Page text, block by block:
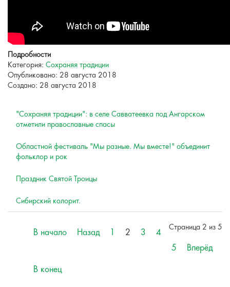
Подробности
Категория: Сохраняя традиции
Опубликовано: 28 августа 2018
Создано: 28 августа 2018
"Сохраняя традиции": в селе Савватеевка под Ангарском
отметили православные спасы
Областной фестиваль "Мы разные. Мы вместе!" объединит
фольклор и рок
Праздник Святой Троицы
Сибирский колорит.
Страница 2 из 5
В начало Назад 2 3
4
5
Вперёд
В конец